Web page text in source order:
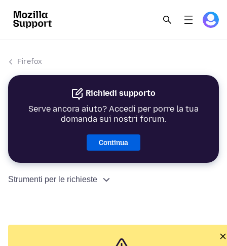
Firefox
Richiedi supporto
Serve ancora aiuto? Accedi per porre la tua
domanda sui nostri forum.
Continua
Strumenti per le richieste